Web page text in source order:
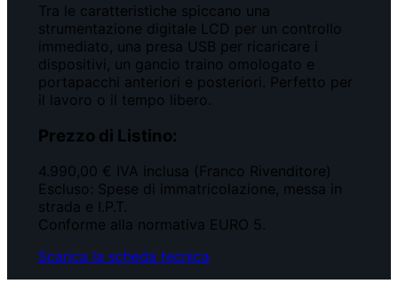
Tra le caratteristiche spiccano una
strumentazione digitale LCD per un controllo
immediato, una presa USB per ricaricare i
dispositivi, un gancio traino omologato e
portapacchi anteriori e posteriori. Perfetto per
il lavoro o il tempo libero.
Prezzo di Listino:
4.990,00 € IVA inclusa (Franco Rivenditore)
Escluso: Spese di immatricolazione, messa in
strada e I.P.T.
Conforme alla normativa EURO 5.
Scarica la scheda tecnica